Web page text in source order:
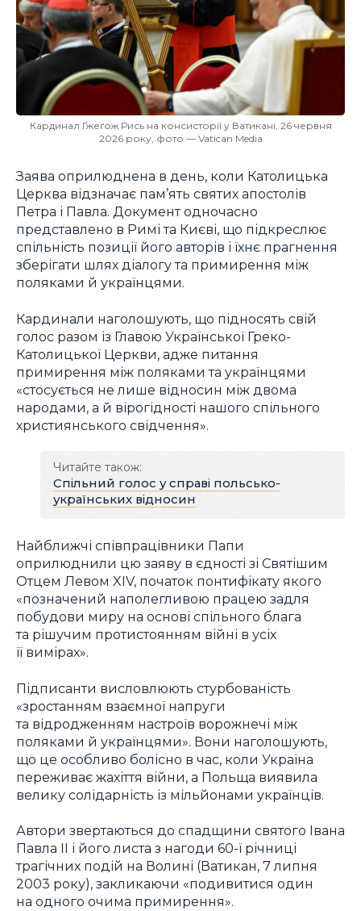
Кардинал Ґжеґож Рись на консисторії у Ватикані, 26 червня
2026 року, фото — Vatican Media
Заява оприлюднена в день, коли Католицька
Церква відзначає пам’ять святих апостолів
Петра і Павла. Документ одночасно
представлено в Римі та Києві, що підкреслює
спільність позиції його авторів і їхнє прагнення
зберігати шлях діалогу та примирення між
поляками й українцями.
Кардинали наголошують, що підносять свій
голос разом із Главою Української Греко-
Католицької Церкви, адже питання
примирення між поляками та українцями
«стосується не лише відносин між двома
народами, а й вірогідності нашого спільного
християнського свідчення».
Читайте також:
Спільний голос у справі польсько-
українських відносин
Найближчі співпрацівники Папи
оприлюднили цю заяву в єдності зі Святішим
Отцем Левом XIV, початок понтифікату якого
«позначений наполегливою працею задля
побудови миру на основі спільного блага
та рішучим протистоянням війні в усіх
її вимірах».
Підписанти висловлюють стурбованість
«зростанням взаємної напруги
та відродженням настроїв ворожнечі між
поляками й українцями». Вони наголошують,
що це особливо болісно в час, коли Україна
переживає жахіття війни, а Польща виявила
велику солідарність із мільйонами українців.
Автори звертаються до спадщини святого Івана
Павла II і його листа з нагоди 60-ї річниці
трагічних подій на Волині (Ватикан, 7 липня
2003 року), закликаючи «подивитися один
на одного очима примирення».